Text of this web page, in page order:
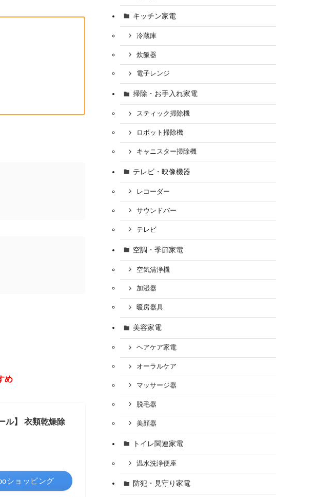
め
ル】 衣類乾燥除
ショッピング
キッチン家電
冷蔵庫
炊飯器
電子レンジ
掃除・お手入れ家電
スティック掃除機
ロボット掃除機
キャニスター掃除機
テレビ・映像機器
レコーダー
サウンドバー
テレビ
空調・季節家電
空気清浄機
加湿器
暖房器具
美容家電
ヘアケア家電
オーラルケア
マッサージ器
脱毛器
美顔器
トイレ関連家電
温水洗浄便座
防犯・見守り家電